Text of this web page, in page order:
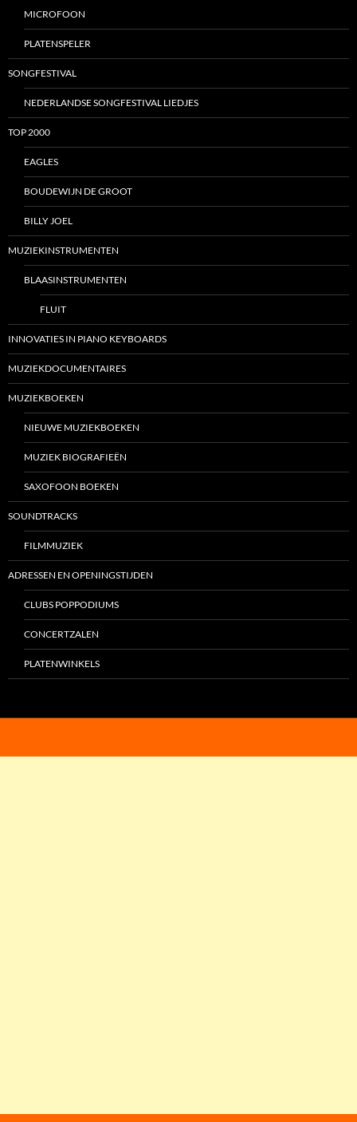
MICROFOON
PLATENSPELER
SONGFESTIVAL
NEDERLANDSE SONGFESTIVAL LIEDJES
TOP 2000
EAGLES
BOUDEWIJN DE GROOT
BILLY JOEL
MUZIEKINSTRUMENTEN
BLAASINSTRUMENTEN
FLUIT
INNOVATIES IN PIANO KEYBOARDS
MUZIEKDOCUMENTAIRES
MUZIEKBOEKEN
NIEUWE MUZIEKBOEKEN
MUZIEK BIOGRAFIEËN
SAXOFOON BOEKEN
SOUNDTRACKS
FILMMUZIEK
ADRESSEN EN OPENINGSTIJDEN
CLUBS POPPODIUMS
CONCERTZALEN
PLATENWINKELS